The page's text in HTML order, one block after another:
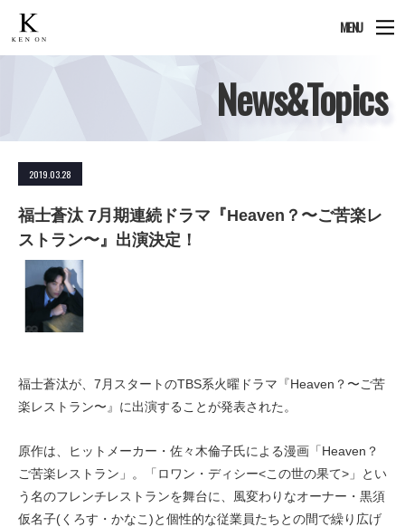
MENU
News&Topics
2019.03.28
福士蒼汰 7月期連続ドラマ『Heaven？〜ご苦楽レ
ストラン〜』出演決定！
福士蒼汰が、7月スタートのTBS系火曜ドラマ『Heaven？〜ご苦
楽レストラン〜』に出演することが発表された。
原作は、ヒットメーカー・佐々木倫子氏による漫画「Heaven？
ご苦楽レストラン」。「ロワン・ディシー<この世の果て>」とい
う名のフレンチレストランを舞台に、風変わりなオーナー・黒須
仮名子(くろす・かなこ)と個性的な従業員たちとの間で繰り広げ